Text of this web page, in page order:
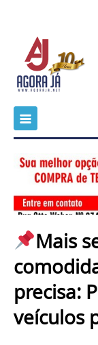
Mais
precisa:
veículos